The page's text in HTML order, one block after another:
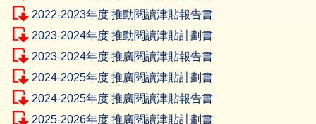
2022-2023年度 推動閱讀津貼報告書
2023-2024年度 推動閱讀津貼計劃書
2023-2024年度 推廣閱讀津貼報告書
2024-2025年度 推廣閱讀津貼計劃書
2024-2025年度 推廣閱讀津貼報告書
2025-2026年度 推廣閱讀津貼計劃書